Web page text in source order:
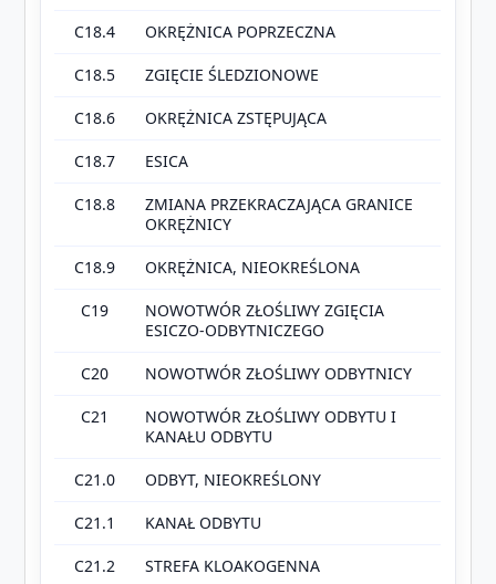
C18.4 OKRĘŻNICA POPRZECZNA
C18.5 ZGIĘCIE ŚLEDZIONOWE
C18.6 OKRĘŻNICA ZSTĘPUJĄCA
C18.7 ESICA
C18.8
ZMIANA PRZEKRACZAJĄCA GRANICE
OKRĘŻNICY
C18.9 OKRĘŻNICA, NIEOKREŚLONA
C19
NOWOTWÓR ZŁOŚLIWY ZGIĘCIA
ESICZO-ODBYTNICZEGO
C20 NOWOTWÓR ZŁOŚLIWY ODBYTNICY
C21
NOWOTWÓR ZŁOŚLIWY ODBYTU I
KANAŁU ODBYTU
C21.0 ODBYT, NIEOKREŚLONY
C21.1 KANAŁ ODBYTU
C21.2 STREFA KLOAKOGENNA